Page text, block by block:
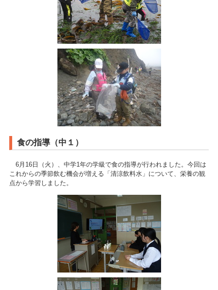
食の指導（中１）
6月16日（火）、中学1年の学級で食の指導が行われました。今回は
これからの季節飲む機会が増える「清涼飲料水」について、栄養の観
点から学習しました。